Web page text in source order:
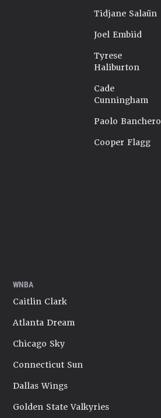
Tidjane Salaün
Joel Embiid
Tyrese
Haliburton
Cade
Cunningham
Paolo Banchero
Cooper Flagg
WNBA
Caitlin Clark
Atlanta Dream
Chicago Sky
Connecticut Sun
Dallas Wings
Golden State Valkyries